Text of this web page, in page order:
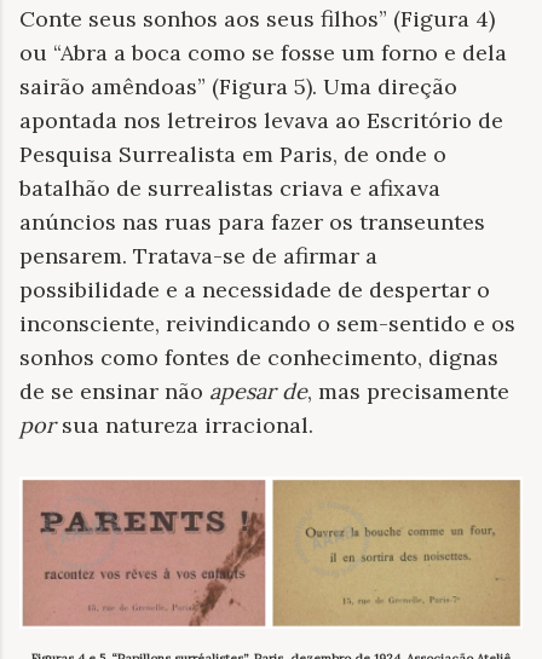
Conte seus sonhos aos seus filhos” (Figura 4)
ou “Abra a boca como se fosse um forno e dela
sairão amêndoas” (Figura 5). Uma direção
apontada nos letreiros levava ao Escritório de
Pesquisa Surrealista em Paris, de onde o
batalhão de surrealistas criava e afixava
anúncios nas ruas para fazer os transeuntes
pensarem. Tratava-se de afirmar a
possibilidade e a necessidade de despertar o
inconsciente, reivindicando o sem-sentido e os
sonhos como fontes de conhecimento, dignas
de se ensinar não apesar de, mas precisamente
porsua natureza irracional.